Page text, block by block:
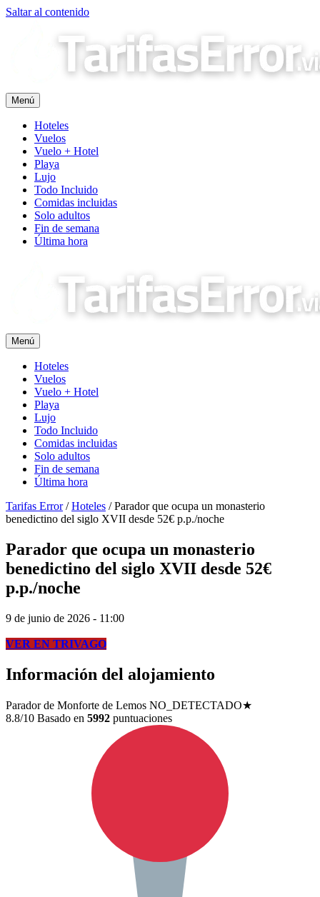
Saltar al contenido
Menú
Hoteles
Vuelos
Vuelo + Hotel
Playa
Lujo
Todo Incluido
Comidas incluidas
Solo adultos
Fin de semana
Última hora
Menú
Hoteles
Vuelos
Vuelo + Hotel
Playa
Lujo
Todo Incluido
Comidas incluidas
Solo adultos
Fin de semana
Última hora
Tarifas Error/Hoteles /Parador que ocupa un monasterio
benedictino del siglo XVII desde 52€ p.p./noche
Parador que ocupa un monasterio
benedictino del siglo XVII desde 52€
p.p./noche
9 de junio de 2026 - 11:00
VER EN TRIVAGO
Información del alojamiento
Parador de Monforte de Lemos NO_DETECTADO★
8.8/10 Basado en 5992 puntuaciones